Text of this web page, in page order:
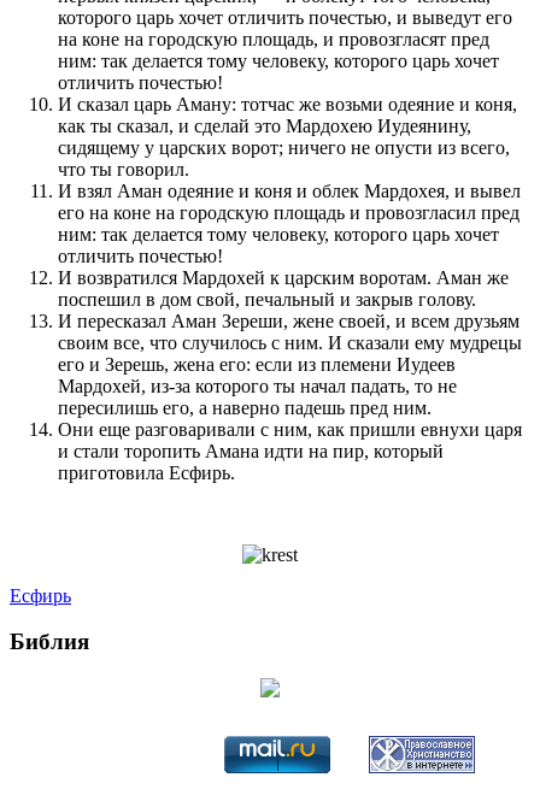
которого царь хочет отличить почестью, и выведут его
на коне на городскую площадь, и провозгласят пред
ним: так делается тому человеку, которого царь хочет
отличить почестью!
И сказал царь Аману: тотчас же возьми одеяние и коня,
как ты сказал, и сделай это Мардохею Иудеянину,
сидящему у царских ворот; ничего не опусти из всего,
что ты говорил.
И взял Аман одеяние и коня и облек Мардохея, и вывел
его на коне на городскую площадь и провозгласил пред
ним: так делается тому человеку, которого царь хочет
отличить почестью!
И возвратился Мардохей к царским воротам. Аман же
поспешил в дом свой, печальный и закрыв голову.
И пересказал Аман Зереши, жене своей, и всем друзьям
своим все, что случилось с ним. И сказали ему мудрецы
его и Зерешь, жена его: если из племени Иудеев
Мардохей, из-за которого ты начал падать, то не
пересилишь его, а наверно падешь пред ним.
Они еще разговаривали с ним, как пришли евнухи царя
и стали торопить Амана идти на пир, который
приготовила Есфирь.
Есфирь
Библия